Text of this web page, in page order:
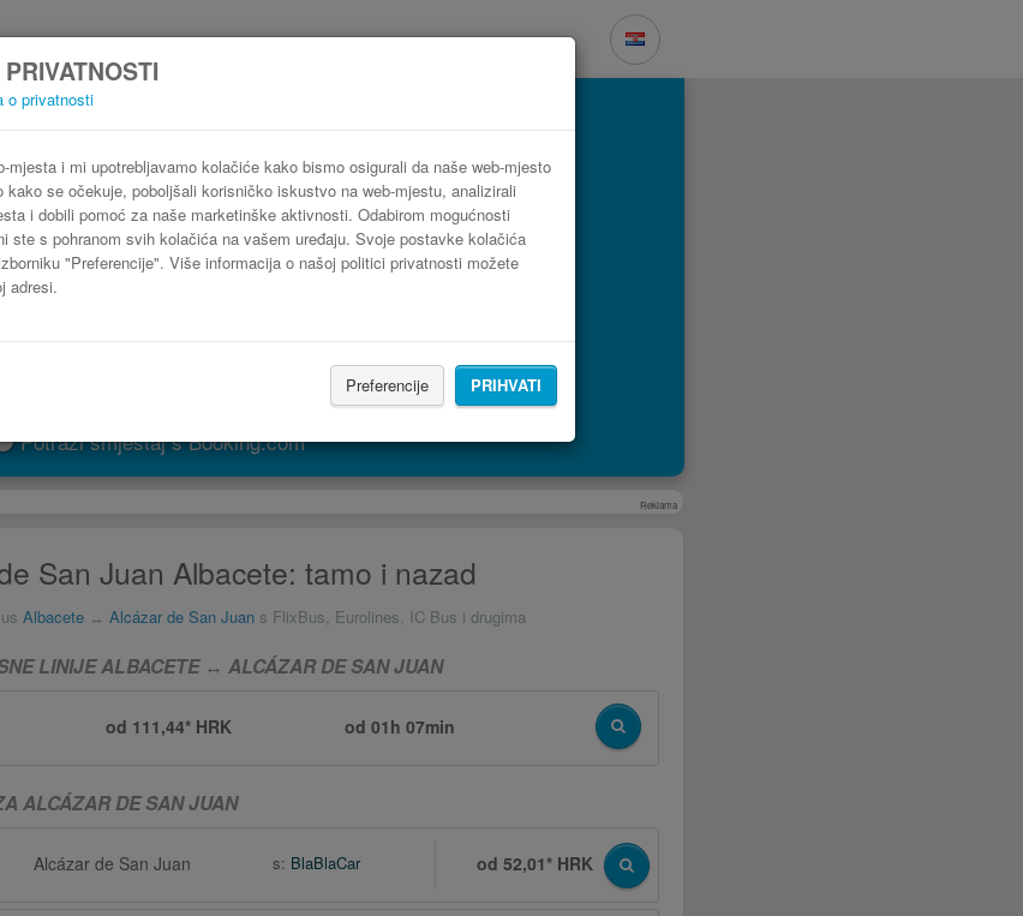
o privatnosti
mjesta i mi upotrebljavamo kolačiće kako bismo osigurali da naše web-mjesto
kako se očekuje, poboljšali korisničko iskustvo na web-mjestu, analizirali
i dobili pomoć za naše marketinške aktivnosti. Odabirom mogućnosti
ste s pohranom svih kolačića na vašem uređaju. Svoje postavke kolačića
"Preferencije". Više informacija o našoj politici privatnosti možete
adresi.
Preferencije PRIHVATI
Albacete Alcázar de San Juan
Potraži smještaj s Booking.com
Reklama
San Juan Albacete: tamo i nazad
Albacete ↔ Alcázar de San Juan s FlixBus, Eurolines, IC Bus i drugima
LINIJE ALBACETE ↔ ALCÁZAR DE SAN JUAN
od 111,44* HRK od01h 07min
ALCÁZAR DE SAN JUAN
Alcázar de San Juan s: BlaBlaCar od 52,01* HRK